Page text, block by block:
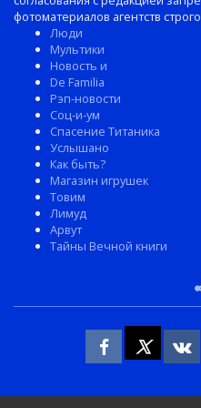
фотоматериалов агентств
Люди
Мультики
Новость и
De Familia
Рэп-новости
Соц-и-ум
Спасение Титаника
Услышано
Как быть?
Магазин игрушек
Товим
Лимуд
Арвут
Тайны Вечной книги